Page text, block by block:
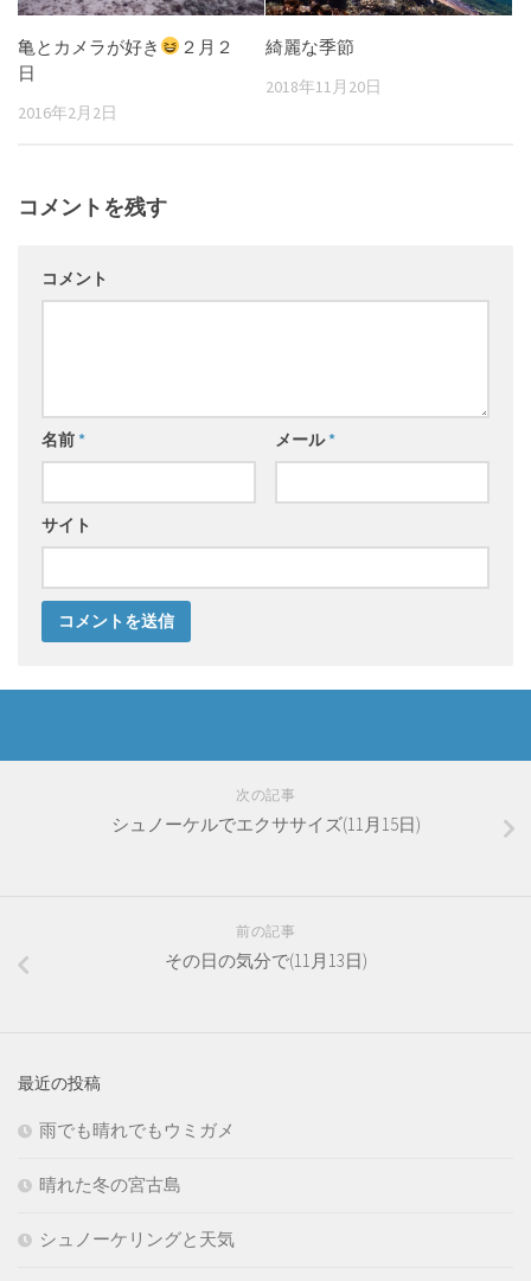
亀とカメラが好き
２月２
日
2016年2月2日
綺麗な季節
2018年11月20日
コメントを残す
コメント
名前* メール*
サイト
次の記事
シュノーケルでエクササイズ(11月15日)
前の記事
その日の気分で(11月13日)
最近の投稿
雨でも晴れでもウミガメ
晴れた冬の宮古島
シュノーケリングと天気